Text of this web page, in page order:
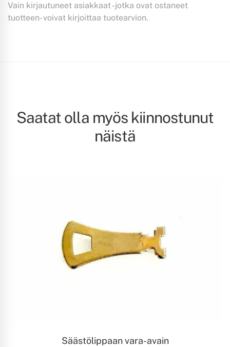
Vain kirjautuneet asiakkaat -jotka ovat ostaneet
tuotteen- voivat kirjoittaa tuotearvion.
Saatat olla myös kiinnostunut
näistä
LISÄÄ OSTOSKORIIN
Säästölippaan vara-avain